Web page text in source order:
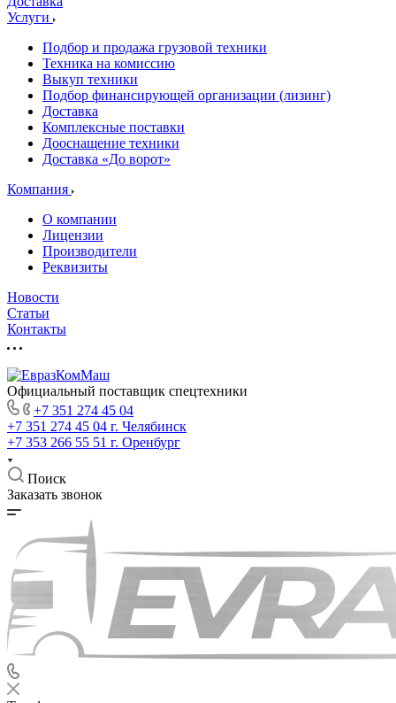
Услуги
Подбор и продажа грузовой техники
Техника на комиссию
Выкуп техники
Подбор финансирующей организации (лизинг)
Доставка
Комплексные поставки
Дооснащение техники
Доставка «До ворот»
Компания
О компании
Лицензии
Производители
Реквизиты
Новости
Статьи
Контакты
Официальный поставщик спецтехники
+7 351 274 45 04
+7 351 274 45 04 г. Челябинск
+7 353 266 55 51 г. Оренбург
Поиск
Заказать звонок